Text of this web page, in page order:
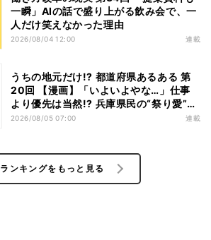
一瞬」AIの話で盛り上がる飲み会で、一
人だけ笑えなかった理由
2026/08/04 12:00 連載
うちの地元だけ!? 都道府県あるある 第
20回 【漫画】「いよいよやな…」仕事
より優先は当然!? 兵庫県民の“祭り愛”が
熱すぎた
2026/08/05 07:00 連載
ランキングをもっと見る